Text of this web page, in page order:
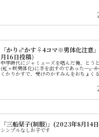
「かり♂かす♀4コマ※男体化注意
月16日投稿)
中学時代にジャミューズを嗜んだ俺、とう
(虹ヶ咲男体化)に手を出すのであった――――。
くかりかすで、受けのかすみんをおちょく
「三船栞子(制服)」(2023年8月14
シンプルなしお子です